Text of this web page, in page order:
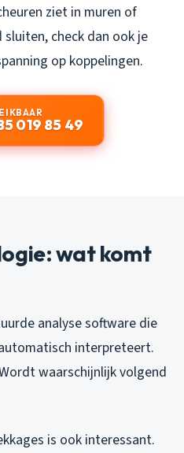
ziet in muren of
check dan ook je
op koppelingen.
019 85 49
wat komt
analyse software die
interpreteert.
waarschijnlijk volgend
is ook interessant.